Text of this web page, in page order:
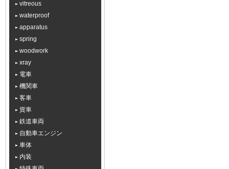
vitreous
waterproof
apparatus
spring
woodwork
xray
電車
機関車
客車
貨車
鉄道車両
自動車エンジン
車体
内装